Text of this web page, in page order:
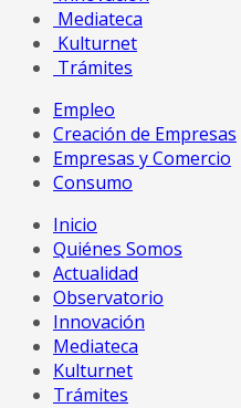
Mediateca
Kulturnet
Trámites
Empleo
Creación de Empresas
Empresas y Comercio
Consumo
Inicio
Quiénes Somos
Actualidad
Observatorio
Innovación
Mediateca
Kulturnet
Trámites